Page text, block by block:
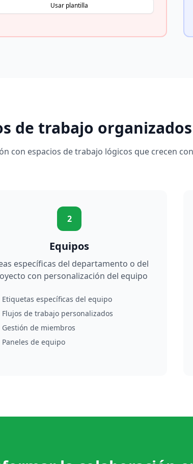
Usar plantilla
de trabajo organizados
con espacios de trabajo lógicos que crecen
2
Equipos
específicas del departamento o del
con personalización del equipo
Etiquetas específicas del equipo
Flujos de trabajo personalizados
Gestión de miembros
Paneles de equipo